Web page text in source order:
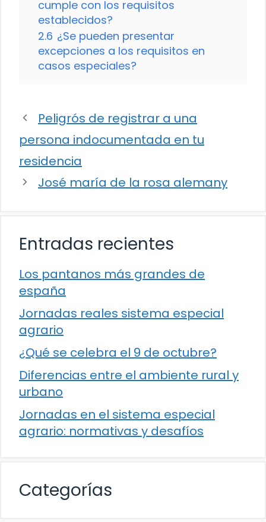
cumple con los requisitos
establecidos?
2.6 ¿Se pueden presentar
excepciones a los requisitos en
casos especiales?
Peligrós de registrar a una
persona indocumentada en tu
residencia
José maría de la rosa alemany
Entradas recientes
Los pantanos más grandes de
españa
Jornadas reales sistema especial
agrario
¿Qué se celebra el 9 de octubre?
Diferencias entre el ambiente rural y
urbano
Jornadas en el sistema especial
agrario: normativas y desafíos
Categorías